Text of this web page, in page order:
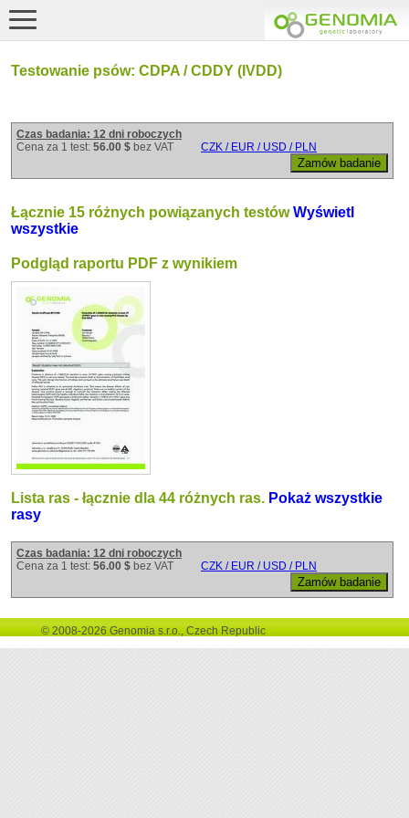
Testowanie psów: CDPA / CDDY (IVDD)
Czas badania: 12 dni roboczych
Cena za 1 test: 56.00 $ bez VAT CZK / EUR / USD / PLN
Łącznie 15 różnych powiązanych testówWyświetl
wszystkie
Podgląd raportu PDF z wynikiem
Lista ras - łącznie dla 44 różnych ras. Pokaż wszystkie
rasy
Czas badania: 12 dni roboczych
Cena za 1 test: 56.00 $ bez VAT CZK / EUR / USD / PLN
© 2008-2026 Genomia s.r.o., Czech Republic